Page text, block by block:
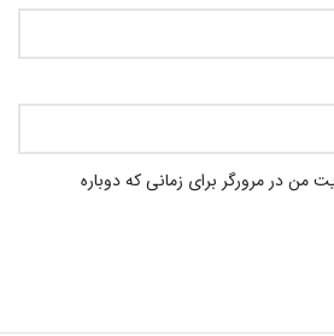
من در مرورگر برای زمانی که دوباره